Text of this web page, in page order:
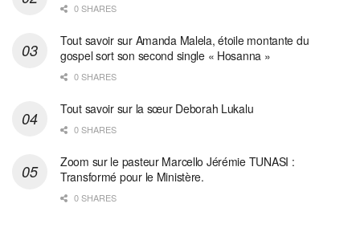
0 SHARES
Tout savoir sur Amanda Malela, étoile montante du
gospel sort son second single « Hosanna »
0 SHARES
Tout savoir sur la sœur Deborah Lukalu
0 SHARES
Zoom sur le pasteur Marcello Jérémie TUNASI :
Transformé pour le Ministère.
0 SHARES